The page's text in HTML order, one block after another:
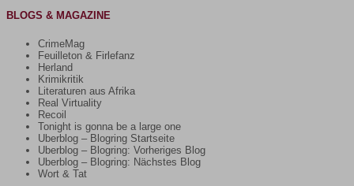
BLOGS & MAGAZINE
CrimeMag
Feuilleton & Firlefanz
Herland
Krimikritik
Literaturen aus Afrika
Real Virtuality
Recoil
Tonight is gonna be a large one
Uberblog – Blogring Startseite
Uberblog – Blogring: Vorheriges Blog
Uberblog – Blogring: Nächstes Blog
Wort & Tat